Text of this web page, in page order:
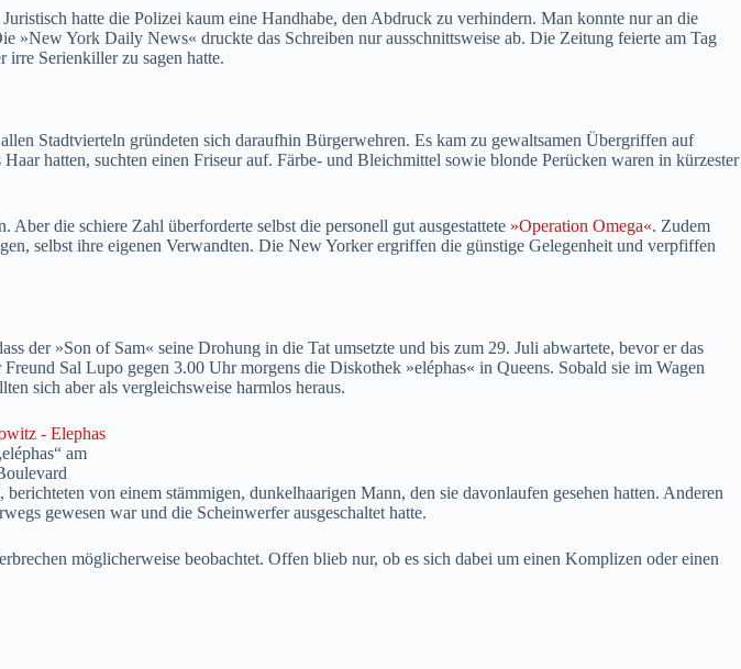
hatte die Polizei kaum eine Handhabe, den Abdruck zu verhindern. Man konnte nur an die
»New York Daily News« druckte das Schreiben nur ausschnittsweise ab. Die Zeitung feierte am Tag
Serienkiller zu sagen hatte.
Stadtvierteln gründeten sich daraufhin Bürgerwehren. Es kam zu gewaltsamen Übergriffen auf
hatten, suchten einen Friseur auf. Färbe- und Bleichmittel sowie blonde Perücken waren in kürzester
die schiere Zahl überforderte selbst die personell gut ausgestattete »Operation Omega«. Zudem
selbst ihre eigenen Verwandten. Die New Yorker ergriffen die günstige Gelegenheit und verpfiffen
der »Son of Sam« seine Drohung in die Tat umsetzte und bis zum 29. Juli abwartete, bevor er das
Sal Lupo gegen 3.00 Uhr morgens die Diskothek »eléphas« in Queens. Sobald sie im Wagen
sich aber als vergleichsweise harmlos heraus.
am
von einem stämmigen, dunkelhaarigen Mann, den sie davonlaufen gesehen hatten. Anderen
gewesen war und die Scheinwerfer ausgeschaltet hatte.
möglicherweise beobachtet. Offen blieb nur, ob es sich dabei um einen Komplizen oder einen